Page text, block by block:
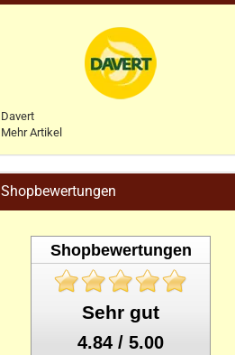
Davert
Mehr Artikel
Shopbewertungen
Shopbewertungen
Sehr gut
4.84 / 5.00